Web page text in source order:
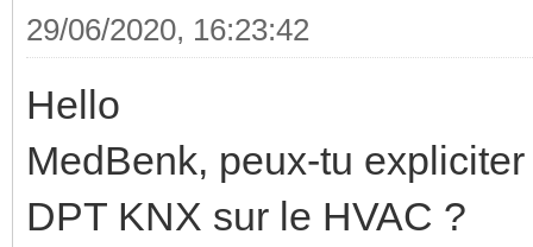
29/06/2020, 16:23:42
Hello
MedBenk, peux-tu
DPT KNX sur le HVAC ?